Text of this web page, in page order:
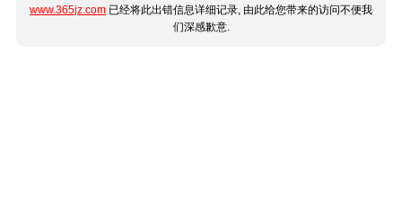
www.365jz.com 已经将此出错信息详细记录, 由此给您带来的访问不便我
们深感歉意.